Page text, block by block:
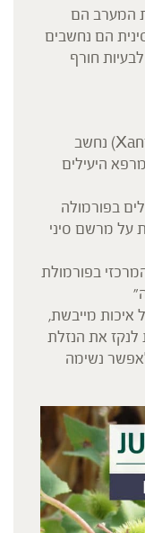
המערב הם
הם נחשבים
חורף
לכיד הנחלים (שם בוטני- Xanthium) נחשב
היעילים
בפורמולה
על מרשם סיני
בפורמולת
איכות מייבשת,
לנקז את הנזלת
נשימה